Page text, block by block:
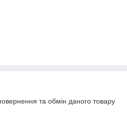
та обмін даного товару